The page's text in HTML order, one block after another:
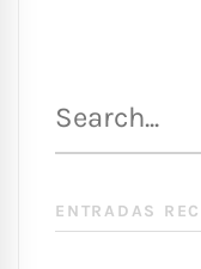
para
ENTRADAS